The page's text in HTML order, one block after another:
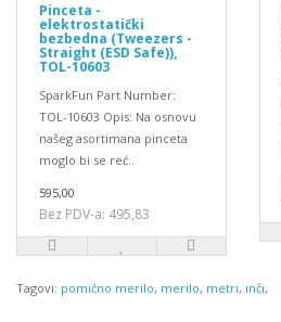
Pinceta -
elektrostatički
bezbedna (Tweezers -
Straight (ESD Safe)),
TOL-10603
SparkFun Part Number:
TOL-10603 Opis: Na osnovu
našeg asortimana pinceta
moglo bi se reć..
595,00
Bez PDV-a: 495,83
Tagovi: pomično merilo, merilo, metri, inči,